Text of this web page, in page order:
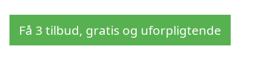
Få 3 tilbud, gratis og uforpligtende